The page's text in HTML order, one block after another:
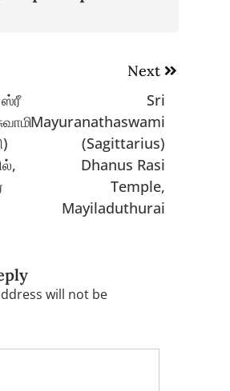
ஸ்ரீ
Next
Sri
Mayuranathaswami
(Sagittarius)
Dhanus Rasi
Temple,
Mayiladuthurai
will not be